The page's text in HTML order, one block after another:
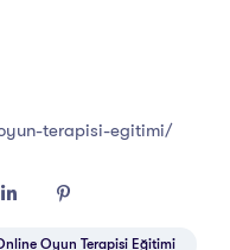
terapisi-egitimi/
Oyun Terapisi Eğitimi